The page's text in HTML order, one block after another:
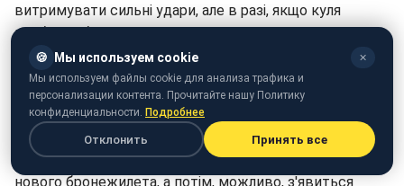
витримувати сильні удари, але в разі, якщо куля
пробиває бронежилет, він пошкоджується теж.
Наголошується, що військове керівництво США
висловило великий інтерес до розробки Лонга –
морпеха вже направили в оборонне агентство DARPA,
де він буде працювати в одній з лабораторій. У
перспективі передбачається створення прототипу
нового бронежилета, а потім, можливо, з'явиться
🍪 Мы используем cookie ✕
Мы используем файлы cookie для анализа трафика и
персонализации контента. Прочитайте нашу Политику
конфиденциальности. Подробнее
Отклонить Принять все